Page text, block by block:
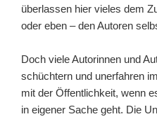
überlassen hier vieles dem
oder eben – den Autoren
Doch viele Autorinnen und
schüchtern und unerfahren
mit der Öffentlichkeit, wenn
in eigener Sache geht. Die